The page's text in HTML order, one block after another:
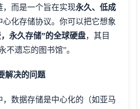
，而是一个旨在实现永久、低成
心化存储协议。你可以把它想象
永久存储”的全球硬盘，其目
不遗忘的图书馆”。
解决的问题
，数据存储是中心化的（如亚马